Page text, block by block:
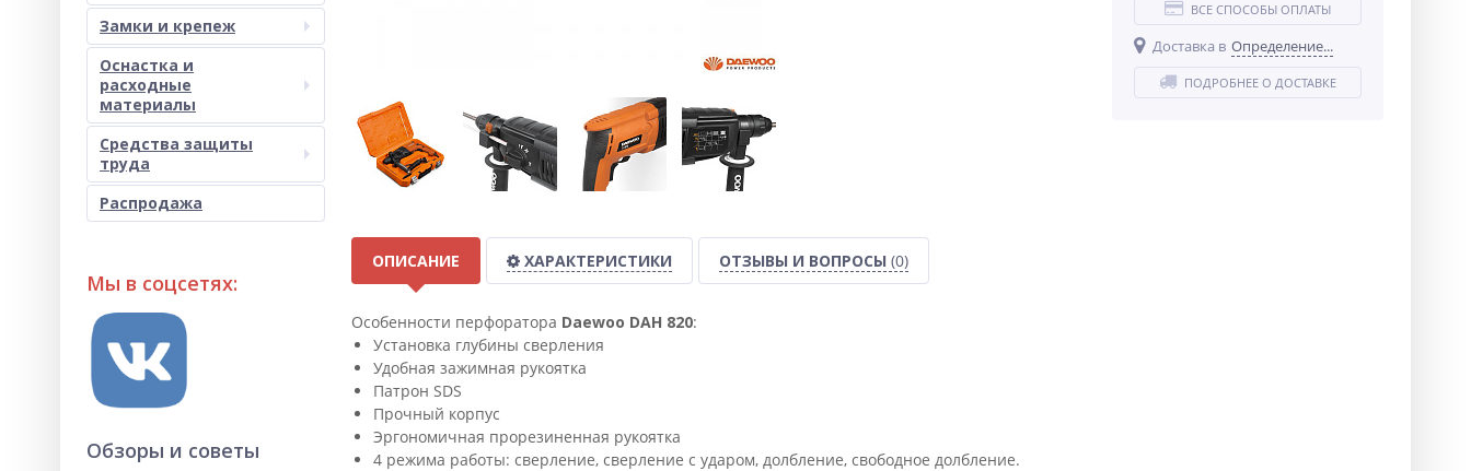
Замки и крепеж
Оснастка и
расходные
материалы
Средства защиты
труда
Распродажа
Мы в соцсетях:
Обзоры и советы
ВСЕ СПОСОБЫ ОПЛАТЫ
Доставка в Определение...
ПОДРОБНЕЕ О ДОСТАВКЕ
ОПИСАНИЕ ХАРАКТЕРИСТИКИ ОТЗЫВЫ И ВОПРОСЫ (0)
Особенности перфоратора Daewoo DAH 820:
Установка глубины сверления
Удобная зажимная рукоятка
Патрон SDS
Прочный корпус
Эргономичная прорезиненная рукоятка
4 режима работы: сверление, сверление с ударом, долбление, свободное долбление.